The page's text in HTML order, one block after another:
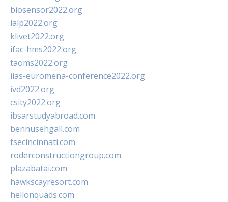
biosensor2022.org
ialp2022.org
klivet2022.org
ifac-hms2022.org
taoms2022.org
iias-euromena-conference2022.org
ivd2022.org
csity2022.org
ibsarstudyabroad.com
bennusehgall.com
tsecincinnati.com
roderconstructiongroup.com
plazabatai.com
hawkscayresort.com
hellonquads.com